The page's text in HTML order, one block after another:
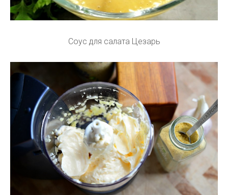
Соус для салата Цезарь